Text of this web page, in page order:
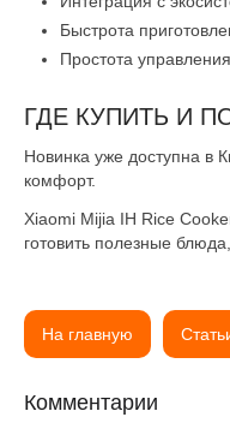
Быстрота
Простота
ГДЕ КУПИТЬ И
Новинка уже доступна в
комфорт.
Xiaomi Mijia IH Rice
готовить полезные
На главную
Комментарии